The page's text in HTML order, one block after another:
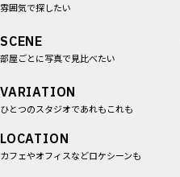
雰囲気で探したい
SCENE
部屋ごとに写真で見比べたい
VARIATION
ひとつのスタジオであれもこれも
LOCATION
カフェやオフィスなどロケシーンも